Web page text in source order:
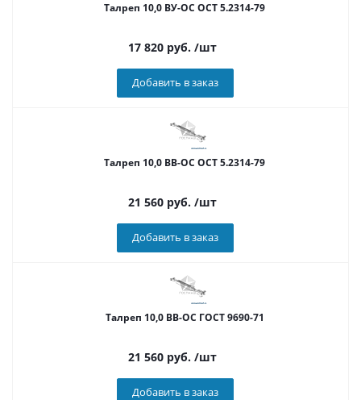
Талреп 10,0 ВУ-ОС ОСТ 5.2314-79
17 820 руб. /шт
Добавить в заказ
Талреп 10,0 ВВ-ОС ОСТ 5.2314-79
21 560 руб. /шт
Добавить в заказ
Талреп 10,0 ВВ-ОС ГОСТ 9690-71
21 560 руб. /шт
Добавить в заказ